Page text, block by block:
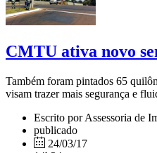
CMTU ativa novo
Também foram pintados 65
visam trazer mais segurança e
Escrito por Assessoria de
publicado
24/03/17